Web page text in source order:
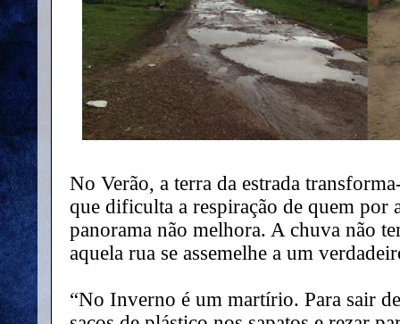
No Verão, a terra da estrada
que dificulta a respiração de quem
panorama não melhora. A chuva não
aquela rua se assemelhe a um
“No Inverno é um martírio. Para sair